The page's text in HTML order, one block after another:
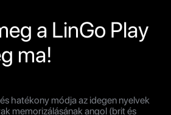
a LinGo Play
ma!
hatékony módja az idegen nyelvek
memorizálásának angol (brit és